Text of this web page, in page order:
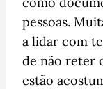
pessoas.
a lidar com
de não reter
estão